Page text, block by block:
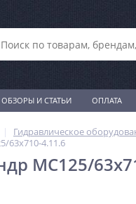
ОБЗОРЫ И СТАТЬИ ОПЛАТА
Гидравлическое
63х710-4.11.6
МС125/